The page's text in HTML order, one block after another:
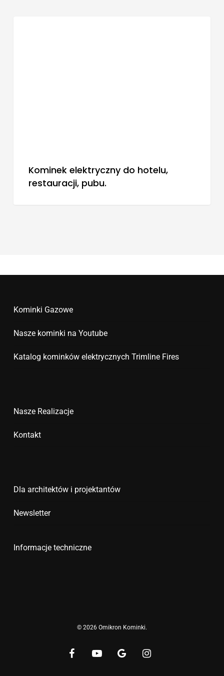
Kominek elektryczny do hotelu,
restauracji, pubu.
Kominki Gazowe
Nasze kominki na Youtube
Katalog kominków elektrycznych Trimline Fires
Nasze Realizacje
Kontakt
Dla architektów i projektantów
Newsletter
Informacje techniczne
© 2026 Omikron Kominki.
facebookyoutube google- instagram